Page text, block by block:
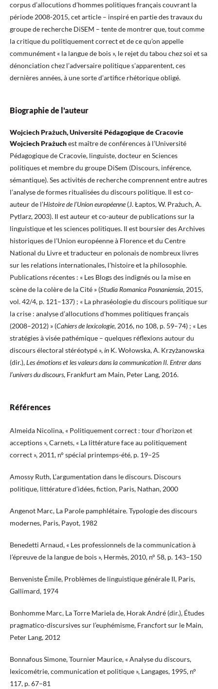
corpus d’allocutions d’hommes politiques français couvrant la
période 2008-2015, cet article – inspiré en partie des travaux du
groupe de recherche DiSEM – tente de montrer que, tout comme
la critique du politiquement correct et de ce qu’on appelle
communément « la langue de bois », le rejet du tabou chez soi et sa
dénonciation chez l’adversaire politique s’apparentent, ces
dernières années, à une sorte d’artifice rhétorique obligé.
Biographie de l'auteur
Wojciech Prażuch, Université Pédagogique de Cracovie
Wojciech Prażuchest maître de conférences à l’Université
Pédagogique de Cracovie, linguiste, docteur en Sciences
politiques et membre du groupe DiSem (Discours, inférence,
sémantique). Ses activités de recherche comprennent entre autres
l’analyse de formes ritualisées du discours politique. Il est co-
auteur de l’Histoire de l’Union européenne(J. Łaptos, W. Prażuch, A.
Pytlarz, 2003). Il est auteur et co-auteur de publications sur la
linguistique et les sciences politiques. Il est boursier des Archives
historiques de l’Union européenne à Florence et du Centre
National du Livre et traducteur en polonais de nombreux livres
sur les relations internationales, l’histoire et la philosophie.
Publications récentes : « Les Blogs des indignés ou la mise en
scène de la colère de la Cité » (Studia Romanica Posnaniensia, 2015,
vol. 42/4, p. 121–137) ; « La phraséologie du discours politique sur
la crise : analyse d’allocutions d’hommes politiques français
(2008–2012) » (Cahiers de lexicologie, 2016, no 108, p. 59–74) ; « Les
stratégies à visée pathémique – quelques réflexions autour du
discours électoral stéréotypé »,in K. Wołowska, A. Krzyżanowska
(dir.),Les émotions et les valeurs dans la communication II. Entrer dans
l’univers du discours, Frankfurt am Main, Peter Lang, 2016.
Références
Almeida Nicolina, « Politiquement correct : tour d’horizon et
acceptions », Carnets, « La littérature face au politiquement
correct », 2011, n° spécial printemps-été, p. 19–25
Amossy Ruth, L’argumentation dans le discours. Discours
politique, littérature d’idées, fiction, Paris, Nathan, 2000
Angenot Marc, La Parole pamphlétaire. Typologie des discours
modernes, Paris, Payot, 1982
Benedetti Arnaud, « Les professionnels de la communication à
l’épreuve de la langue de bois », Hermès, 2010, n° 58, p. 143–150
Benveniste Émile, Problèmes de linguistique générale II, Paris,
Gallimard, 1974
Bonhomme Marc, La Torre Mariela de, Horak André (dir.), Études
pragmatico-discursives sur l’euphémisme, Francfort sur le Main,
Peter Lang, 2012
Bonnafous Simone, Tournier Maurice, « Analyse du discours,
lexicométrie, communication et politique », Langages, 1995, n°
117, p. 67–81